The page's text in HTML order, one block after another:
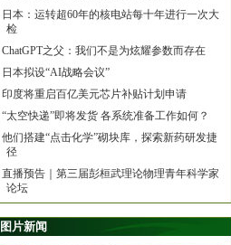
日本：运转超60年的核电站每十年进行一次大
检
ChatGPT之父：我们不是为炫耀参数而存在
日本拟设“AI战略会议”
印度将重启百亿美元芯片补贴计划申请
“太空快递”即将发货 各系统准备工作如何？
他们搭建“点击化学”砌块库，探索新药研发捷
径
直播预告｜第三届彭桓武理论物理青年科学家
论坛
图片新闻